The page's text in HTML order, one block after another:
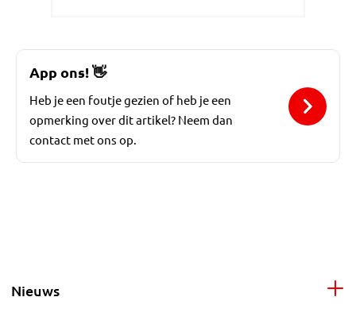
App ons!👋
Heb je een foutje gezien of heb je een
opmerking over dit artikel? Neem dan
contact met ons op.
Nieuws